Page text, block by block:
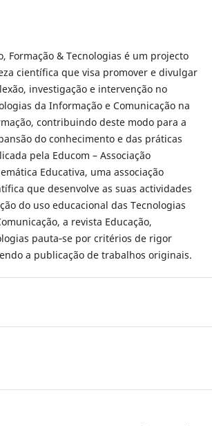
Formação & Tecnologias é um projecto
científica que visa promover e divulgar
investigação e intervenção no
da Informação e Comunicação na
contribuindo deste modo para a
do conhecimento e das práticas
pela Educom – Associação
Educativa, uma associação
que desenvolve as suas actividades
do uso educacional das Tecnologias
a revista Educação,
pauta‐se por critérios de rigor
a publicação de trabalhos originais.